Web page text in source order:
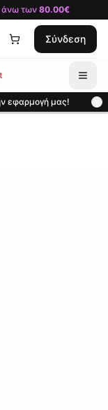
άνω των 80.00€
Σύνδεση
εφαρμογή μας!